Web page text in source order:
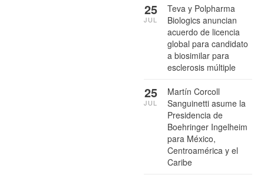
Teva y Polpharma
Biologics anuncian
acuerdo de licencia
global para candidato
a biosimilar para
esclerosis múltiple
25
JUL
Martín Corcoll
Sanguinetti asume la
Presidencia de
Boehringer Ingelheim
para México,
Centroamérica y el
Caribe
25
JUL